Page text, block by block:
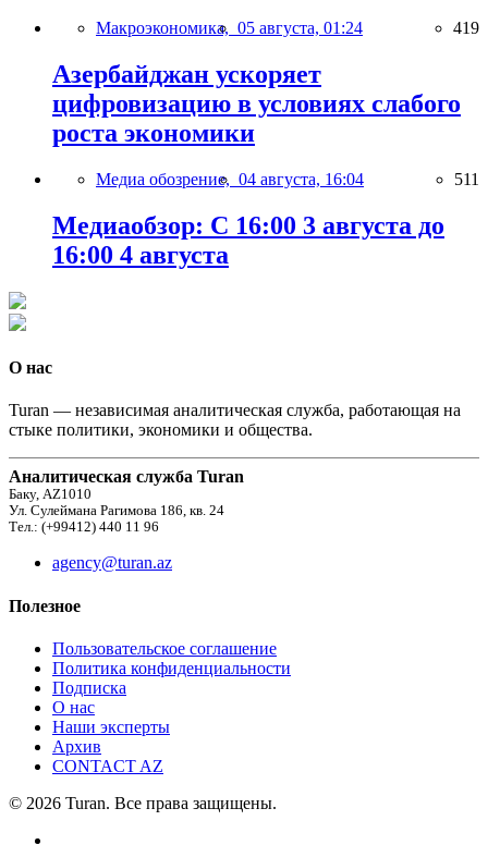
Макроэкономика, 05 августа, 01:24 419
Азербайджан ускоряет
цифровизацию в условиях слабого
роста экономики
Медиа обозрение, 04 августа, 16:04 511
Медиаобзор: С 16:00 3 августа до
16:00 4 августа
О нас
Turan — независимая аналитическая служба, работающая на
стыке политики, экономики и общества.
Аналитическая служба Turan
Баку, AZ1010
Ул. Сулеймана Рагимова 186, кв. 24
Тел.: (+99412) 440 11 96
agency@turan.az
Полезное
Пользовательское соглашение
Политика конфиденциальности
Подписка
О нас
Наши эксперты
Архив
CONTACT AZ
© 2026 Turan. Все права защищены.